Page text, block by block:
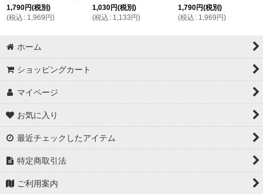
1,790円(税別)
(税込 : 1,969 円)
1,030円(税別)
(税込 : 1,133 円)
1,790円(税別)
(税込 : 1,969 円)
ホーム
ショッピングカート
マイページ
お気に入り
最近チェックしたアイテム
特定商取引法
ご利用案内